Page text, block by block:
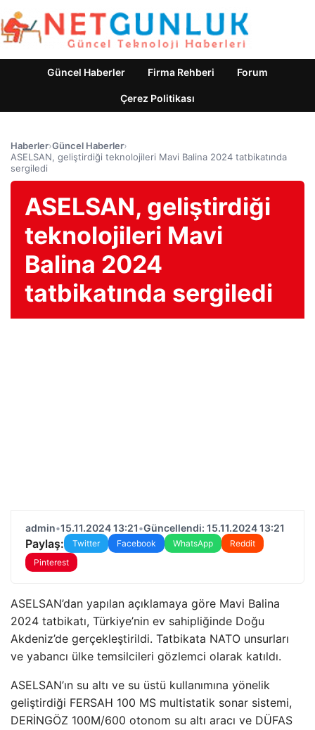
Güncel Haberler Firma Rehberi Forum
Çerez Politikası
Haberler›Güncel Haberler›
ASELSAN, geliştirdiği teknolojileri Mavi Balina 2024 tatbikatında
sergiledi
ASELSAN, geliştirdiği
teknolojileri Mavi
Balina 2024
tatbikatında sergiledi
admin•15.11.2024 13:21•Güncellendi: 15.11.2024 13:21
Paylaş: Twitter Facebook WhatsApp
Reddit
Pinterest
ASELSAN’dan yapılan açıklamaya göre Mavi Balina
2024 tatbikatı, Türkiye’nin ev sahipliğinde Doğu
Akdeniz’de gerçekleştirildi. Tatbikata NATO unsurları
ve yabancı ülke temsilcileri gözlemci olarak katıldı.
ASELSAN’ın su altı ve su üstü kullanımına yönelik
geliştirdiği FERSAH 100 MS multistatik sonar sistemi,
DERİNGÖZ 100M/600 otonom su altı aracı ve DÜFAS